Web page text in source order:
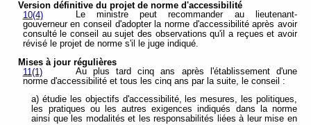
Version définitive du projet de norme d'accessibilité
10(4)
Le ministre peut recommander au lieutenant-
gouverneur en conseil d'adopter la norme d'accessibilité après avoir
consulté le conseil au sujet des observations qu'il a reçues et avoir
révisé le projet de norme s'il le juge indiqué.
Mises à jour régulières
11(1)
Au plus tard cinq ans après l'établissement d'une
norme d'accessibilité et tous les cinq ans par la suite, le conseil :
a) étudie les objectifs d'accessibilité, les mesures, les politiques,
les pratiques ou les autres exigences indiqués dans la norme
ainsi que les modalités et les responsabilités liées à leur mise en